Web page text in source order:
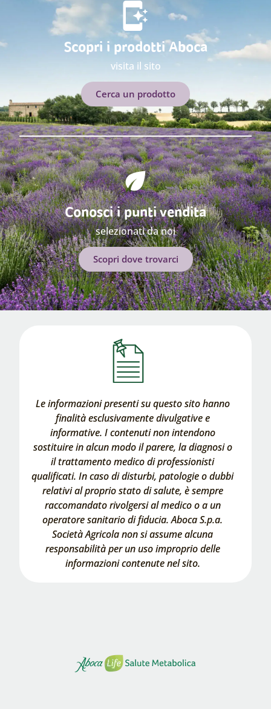
Scopri i prodotti Aboca
visita il sito
Cerca un prodotto
Conosci i punti vendita
selezionati da noi
Scopri dove trovarci
Le informazioni presenti su questo sito hanno
finalità esclusivamente divulgative e
informative. I contenuti non intendono
sostituire in alcun modo il parere, la diagnosi o
il trattamento medico di professionisti
qualificati. In caso di disturbi, patologie o dubbi
relativi al proprio stato di salute, è sempre
raccomandato rivolgersi al medico o a un
operatore sanitario di fiducia. Aboca S.p.a.
Società Agricola non si assume alcuna
responsabilità per un uso improprio delle
informazioni contenute nel sito.